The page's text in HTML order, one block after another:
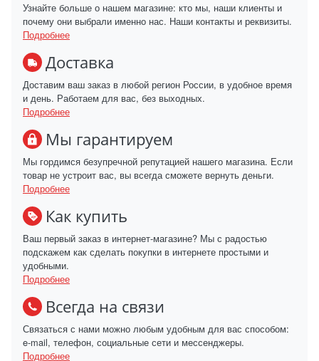
Узнайте больше о нашем магазине: кто мы, наши клиенты и
почему они выбрали именно нас. Наши контакты и реквизиты.
Подробнее
Доставка
Доставим ваш заказ в любой регион России, в удобное время
и день. Работаем для вас, без выходных.
Подробнее
Мы гарантируем
Мы гордимся безупречной репутацией нашего магазина. Если
товар не устроит вас, вы всегда сможете вернуть деньги.
Подробнее
Как купить
Ваш первый заказ в интернет-магазине? Мы с радостью
подскажем как сделать покупки в интернете простыми и
удобными.
Подробнее
Всегда на связи
Связаться с нами можно любым удобным для вас способом:
e-mail, телефон, социальные сети и мессенджеры.
Подробнее